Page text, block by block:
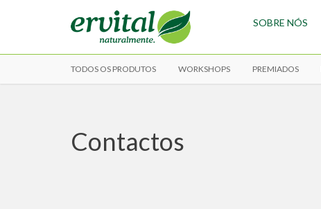
SOBRE NÓS
TODOS OS PRODUTOS WORKSHOPS PREMIADOS
Contactos